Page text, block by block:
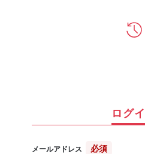
ログ
メールアドレス 必須